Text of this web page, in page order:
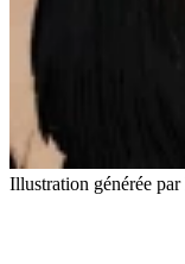
Illustration générée